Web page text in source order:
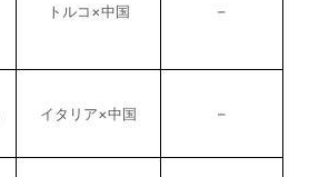
トルコ×中国 –
イタリア×中国 –